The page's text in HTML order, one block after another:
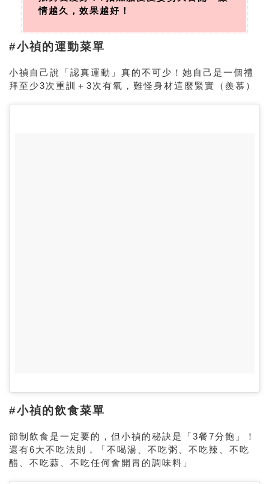
情越久，效果越好！
#小禎的運動菜單
小禎自己說「認真運動」真的不可少！她自己是一個禮
拜至少3次重訓＋ 3次有氧，難怪身材這麼緊實（羨慕）
#小禎的飲食菜單
節制飲食是一定要的，但小禎的秘訣是「3餐7分飽」！
還有6大不吃法則，「不喝湯、不吃粥、不吃辣、不吃
醋、不吃蒜、不吃任何會開胃的調味料」